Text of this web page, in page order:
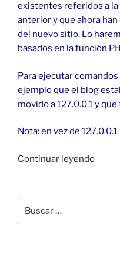
existentes referidos a
anterior y que ahora
del nuevo sitio. Lo
basados en la función
Para ejecutar
ejemplo que el blog
movido a 127.0.0.1 y
Nota: en vez de
Continuar leyendo
de
por: